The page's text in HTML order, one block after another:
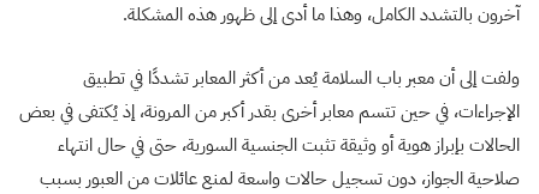
آخرون بالتشدد الكامل، وهذا ما أدى إلى ظهور هذه المشكلة.
ولفت إلى أن معبر باب السلامة يُعد من أكثر المعابر تشددًا في تطبيق
الإجراءات، في حين تتسم معابر أخرى بقدر أكبر من المرونة، إذ يُكتفى في بعض
الحالات بإبراز هوية أو وثيقة تثبت الجنسية السورية، حتى في حال انتهاء
صلاحية الجواز، دون تسجيل حالات واسعة لمنع عائلات من العبور بسبب